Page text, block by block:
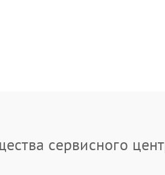
сервисного